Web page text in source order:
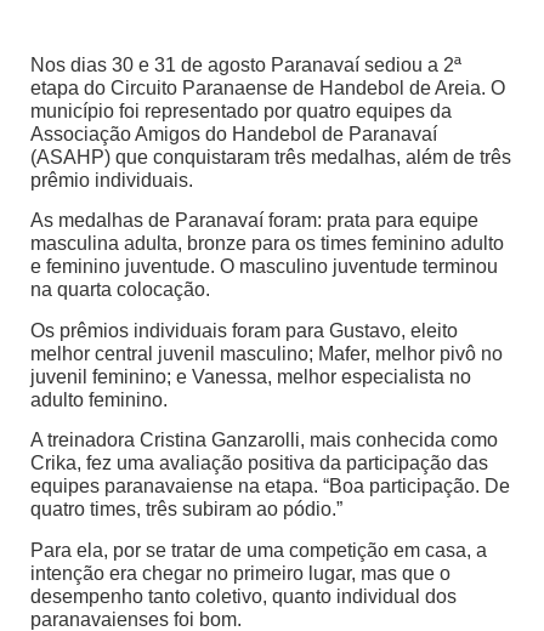
Nos dias 30 e 31 de agosto Paranavaí sediou a 2ª
etapa do Circuito Paranaense de Handebol de Areia. O
município foi representado por quatro equipes da
Associação Amigos do Handebol de Paranavaí
(ASAHP) que conquistaram três medalhas, além de três
prêmio individuais.
As medalhas de Paranavaí foram: prata para equipe
masculina adulta, bronze para os times feminino adulto
e feminino juventude. O masculino juventude terminou
na quarta colocação.
Os prêmios individuais foram para Gustavo, eleito
melhor central juvenil masculino; Mafer, melhor pivô no
juvenil feminino; e Vanessa, melhor especialista no
adulto feminino.
A treinadora Cristina Ganzarolli, mais conhecida como
Crika, fez uma avaliação positiva da participação das
equipes paranavaiense na etapa. “Boa participação. De
quatro times, três subiram ao pódio.”
Para ela, por se tratar de uma competição em casa, a
intenção era chegar no primeiro lugar, mas que o
desempenho tanto coletivo, quanto individual dos
paranavaienses foi bom.